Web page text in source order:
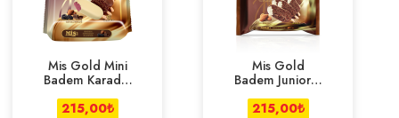
Mis Gold Mini
Badem Karadut
360 ml
215,00₺
Mis Gold
Badem Junior 6
Adet 360 ml
215,00₺